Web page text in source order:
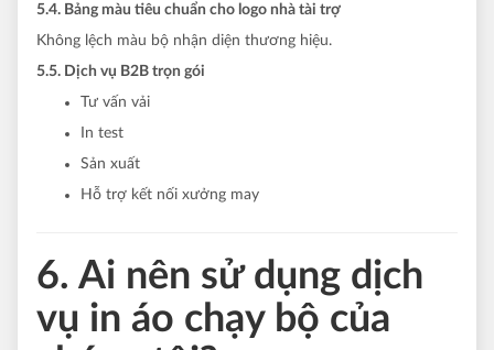
5.4. Bảng màu tiêu chuẩn cho logo nhà tài trợ
Không lệch màu bộ nhận diện thương hiệu.
5.5. Dịch vụ B2B trọn gói
Tư vấn vải
In test
Sản xuất
Hỗ trợ kết nối xưởng may
6. Ai nên sử dụng dịch
vụ in áo chạy bộ của